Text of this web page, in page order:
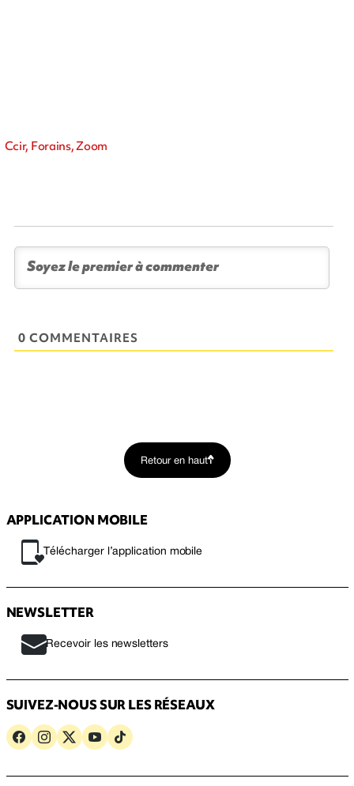
Ccir, Forains, Zoom
0 COMMENTAIRES
Retour en haut
APPLICATION MOBILE
Télécharger l’application mobile
NEWSLETTER
Recevoir les newsletters
SUIVEZ-NOUS SUR LES RÉSEAUX